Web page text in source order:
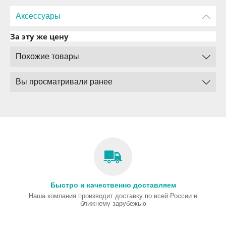
Аксессуары
За эту же цену
Похожие товары
Вы просматривали ранее
Быстро и качественно доставляем
Наша компания производит доставку по всей России и
ближнему зарубежью